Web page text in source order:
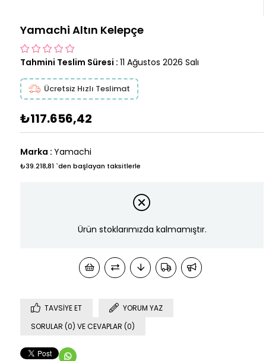
Yamachi Altın Kelepçe
Tahmini Teslim Süresi : 11 Ağustos 2026 Salı
Ücretsiz Hızlı Teslimat
₺117.656,42
Marka : Yamachi
₺39.218,81 `den başlayan taksitlerle
Ürün stoklarımızda kalmamıştır.
TAVSIYE ET
YORUM YAZ
SORULAR (0) VE CEVAPLAR (0)